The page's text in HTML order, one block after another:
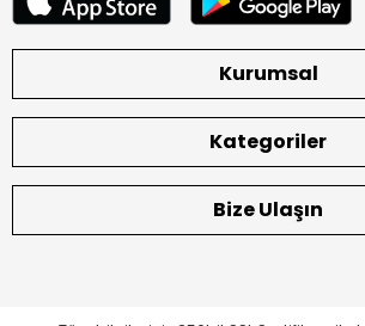
Kurumsal
Kategoriler
Bize Ulaşın